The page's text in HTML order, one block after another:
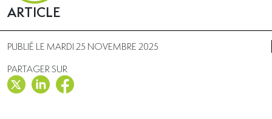
ARTICLE
PUBLIÉ LE MARDI 25 NOVEMBRE 2025
PARTAGER SUR